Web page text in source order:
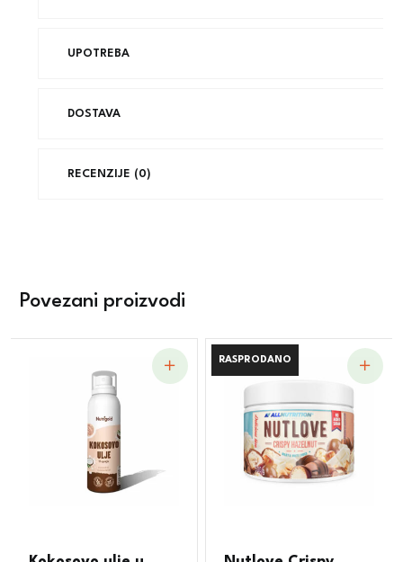
UPOTREBA
DOSTAVA
RECENZIJE (0)
Povezani proizvodi
RASPRODANO
RASPRODANO